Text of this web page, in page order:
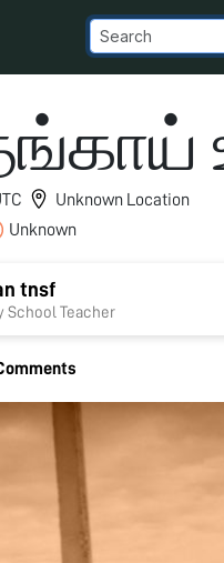
Unknown Location
Unknown
tnsf
School Teacher